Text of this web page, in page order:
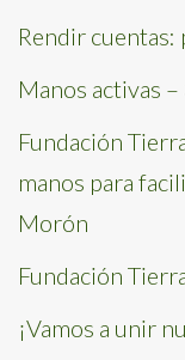
Rendir
Manos activas
Fundación
manos para
Morón
Fundación
¡Vamos a unir